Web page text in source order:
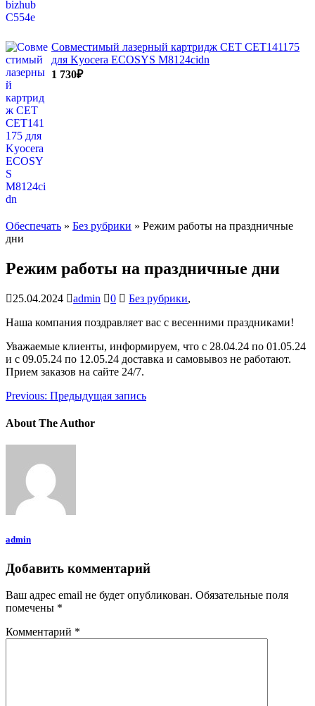
Совместимый лазерный картридж CET CET141175
для Kyocera ECOSYS M8124cidn
1 730₽
Обеспечать » Без рубрики » Режим работы на праздничные
дни
Режим работы на праздничные дни
25.04.2024 admin 0 Без рубрики,
Наша компания поздравляет вас с весенними праздниками!
Уважаемые клиенты, информируем, что с 28.04.24 по 01.05.24
и с 09.05.24 по 12.05.24 доставка и самовывоз не работают.
Прием заказов на сайте 24/7.
Previous: Предыдущая запись
About The Author
admin
Добавить комментарий
Ваш адрес email не будет опубликован. Обязательные поля
помечены *
Комментарий *